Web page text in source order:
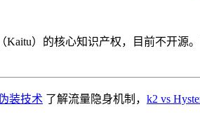
）的核心知识产权，目前不开
装技术 了解流量隐身机制， k2 vs